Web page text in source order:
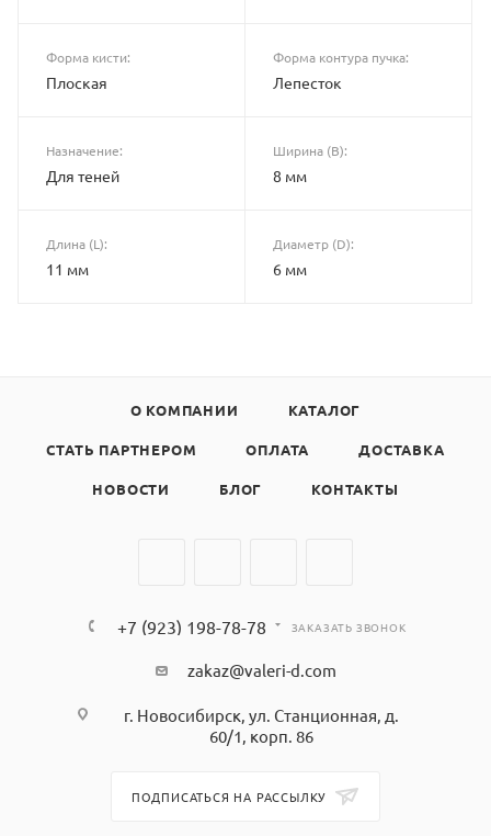
Форма кисти:
Плоская
Форма контура пучка:
Лепесток
Назначение:
Для теней
Ширина (B):
8 мм
Длина (L):
11 мм
Диаметр (D):
6 мм
О КОМПАНИИ КАТАЛОГ
СТАТЬ ПАРТНЕРОМ ОПЛАТА ДОСТАВКА
НОВОСТИ БЛОГ КОНТАКТЫ
+7 (923) 198-78-78 ЗАКАЗАТЬ ЗВОНОК
zakaz@valeri-d.com
г. Новосибирск, ул. Станционная, д.
60/1, корп. 86
ПОДПИСАТЬСЯ НА РАССЫЛКУ